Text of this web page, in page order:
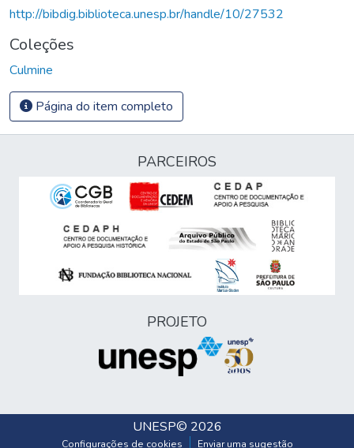
http://bibdig.biblioteca.unesp.br/handle/10/27532
Coleções
Culmine
Página do item completo
PARCEIROS
PROJETO
UNESP© 2026
Configurações de cookies Enviar uma sugestão